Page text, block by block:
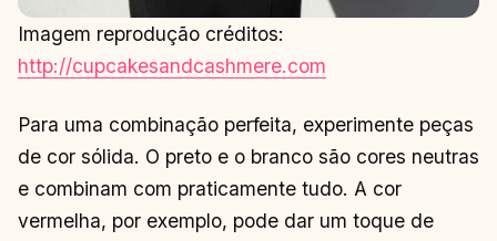
Imagem reprodução créditos:
http://cupcakesandcashmere.com
Para uma combinação perfeita, experimente peças
de cor sólida. O preto e o branco são cores neutras
e combinam com praticamente tudo. A cor
vermelha, por exemplo, pode dar um toque de